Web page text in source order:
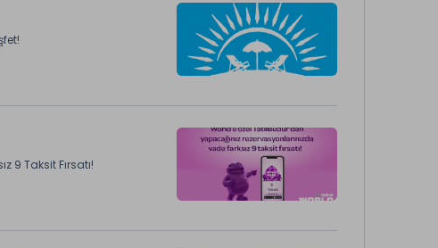
9 Taksit Fırsatı!